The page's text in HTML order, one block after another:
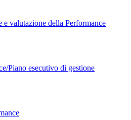
e valutazione della Performance
Piano esecutivo di gestione